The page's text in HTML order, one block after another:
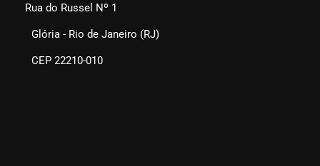
Rua do Russel Nº 1
Glória - Rio de Janeiro (RJ)
CEP 22210-010